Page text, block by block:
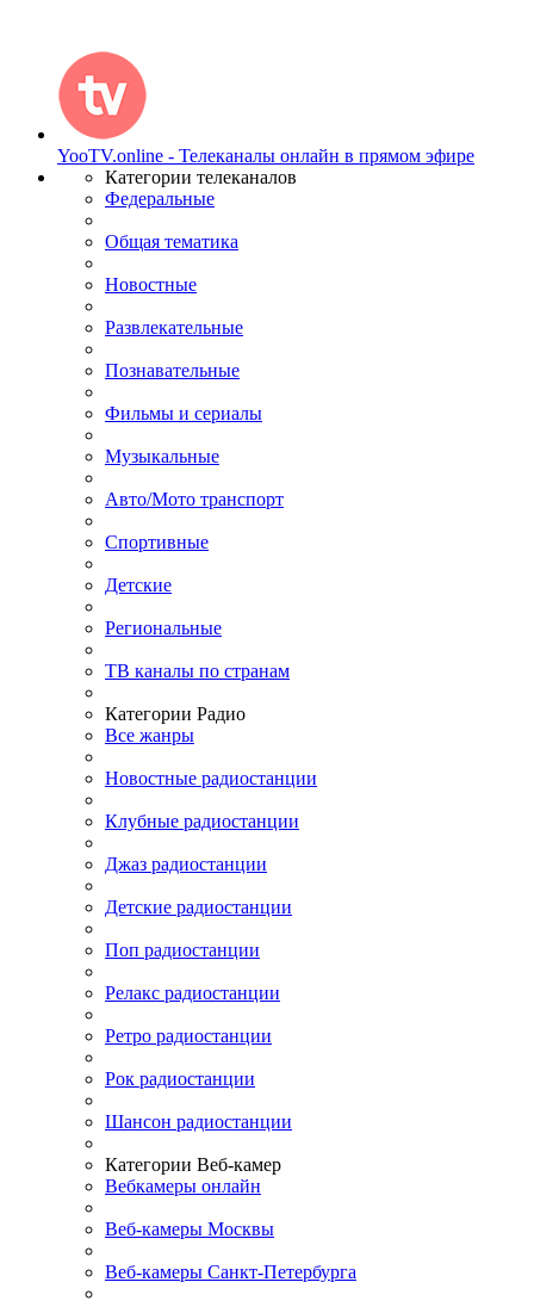
YooTV.online - Телеканалы онлайн в прямом эфире
Категории телеканалов
Федеральные
Общая тематика
Новостные
Развлекательные
Познавательные
Фильмы и сериалы
Музыкальные
Авто/Мото транспорт
Спортивные
Детские
Региональные
ТВ каналы по странам
Категории Радио
Все жанры
Новостные радиостанции
Клубные радиостанции
Джаз радиостанции
Детские радиостанции
Поп радиостанции
Релакс радиостанции
Ретро радиостанции
Рок радиостанции
Шансон радиостанции
Категории Веб-камер
Вебкамеры онлайн
Веб-камеры Москвы
Веб-камеры Санкт-Петербурга